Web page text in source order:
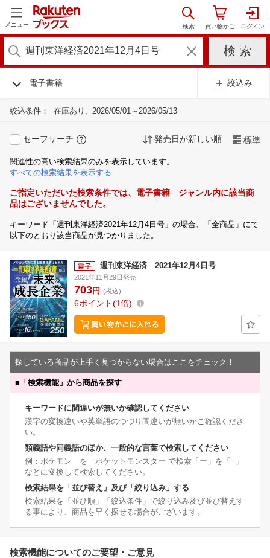
メニュー
電子書籍 絞込み
絞込条件： 在庫あり 2026/05/01～2026/05/13
セーフサーチ 発売日が新しい順 標準
関連性の高い検索結果のみを表示しています。
すべての検索結果を表示する
ご指定いただいた検索条件では、電子書籍 ジャンル内に該当商
品はございませんでした。
キーワード「週刊東洋経済2021年12月4日号」の場合、「全商品」にて
以下のとおり該当商品が見つかりました。
週刊東洋経済 2021年12月4日号
2021年11月29日発売
703円 (税込)
6ポイント 1倍
探している商品が上手く見つからない場合はここをチェック！
■ 「検索機能」から商品を探す
キーワードに間違いが無いか確認してください
漢字の変換違いや英単語のつづり間違いが無いかご確認くださ
い。
類義語や同義語のほか、一般的な言葉で検索してください
例：ポケモン を ポケットモンスター で検索「ー」を「−」
などに変換して検索してください。
検索結果を「並び替え」及び「絞り込み」する
検索結果を「並び順」「絞込条件」で絞り込み及び並び替えす
る事により、商品を早く探せる場合がございます。
検索機能についてのご要望・ご意見